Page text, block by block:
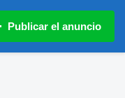
Publicar el anuncio